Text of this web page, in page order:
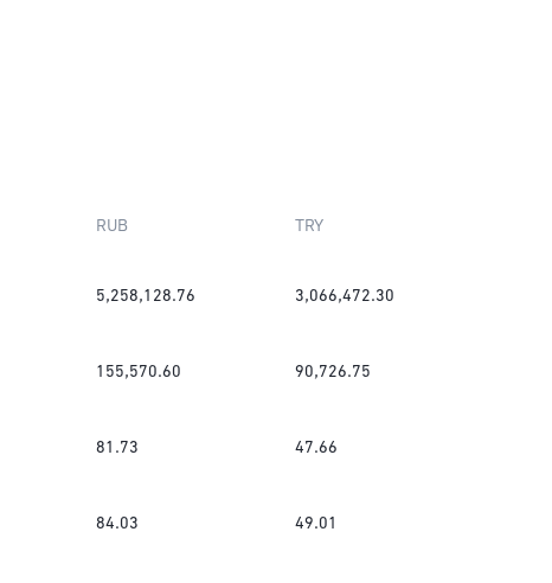
RUB TRY
5,258,128.76 3,066,472.30
155,570.60 90,726.75
81.73 47.66
84.03 49.01